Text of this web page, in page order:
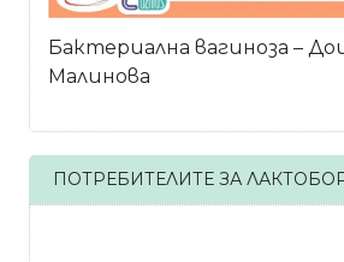
Бактериална вагиноза –
Малинова
ПОТРЕБИТЕЛИТЕ ЗА